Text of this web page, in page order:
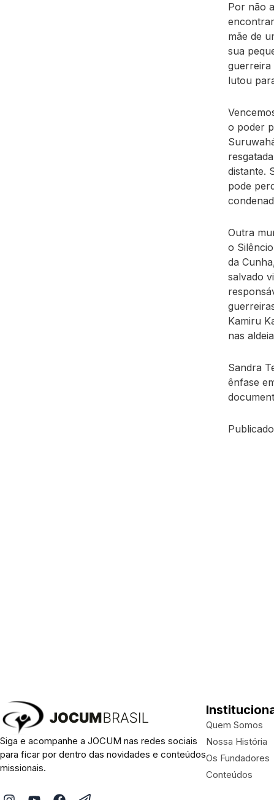
Por não
mãe de
sua
guerreira
lutou
o poder
distante.
pode
Outra
o
da
salvado
Kamiru
nas
Sandra
ênfase
Siga e acompanhe a JOCUM nas redes sociais
para ficar por dentro das novidades e conteúdos
missionais.
I Y F P
Quem Somos
Nossa História
Os Fundadores
Conteúdos